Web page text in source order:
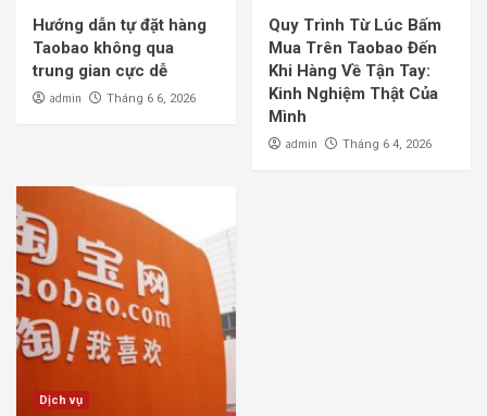
Hướng dẫn tự đặt hàng
Taobao không qua
trung gian cực dễ
admin Tháng 6 6, 2026
Quy Trình Từ Lúc Bấm
Mua Trên Taobao Đến
Khi Hàng Về Tận Tay:
Kinh Nghiệm Thật Của
Mình
admin Tháng 6 4, 2026
Dịch vụ